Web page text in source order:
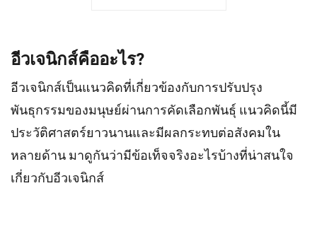
อีวเจนิกส์คืออะไร?
อีวเจนิกส์เป็นแนวคิดที่เกี่ยวข้องกับการปรับปรุง
พันธุกรรมของมนุษย์ผ่านการคัดเลือกพันธุ์ แนวคิดนี้มี
ประวัติศาสตร์ยาวนานและมีผลกระทบต่อสังคมใน
หลายด้าน มาดูกันว่ามีข้อเท็จจริงอะไรบ้างที่น่าสนใจ
เกี่ยวกับอีวเจนิกส์